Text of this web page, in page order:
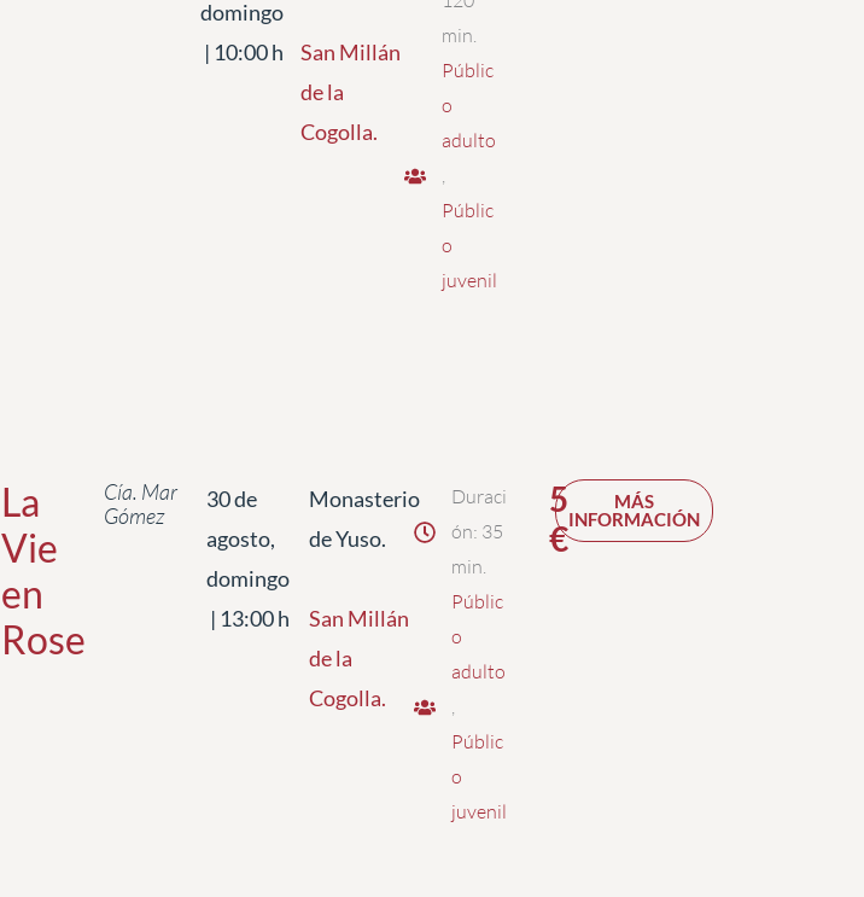
domingo
| 10:00 h
San Millán
de la
Cogolla.
min.
Públic
o
adulto
,
Públic
o
juvenil
La
Vie
en
Rose
Cía. Mar
Gómez
30 de
agosto,
domingo
| 13:00 h
Monasterio
de Yuso.
San Millán
de la
Cogolla.
Duraci
ón: 35
min.
Públic
o
adulto
,
Públic
o
juvenil
5
€
MÁS
INFORMACIÓN